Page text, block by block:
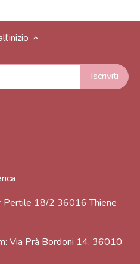
Pertile 18/2 36016 Thiene
Via Prà Bordoni 14, 36010